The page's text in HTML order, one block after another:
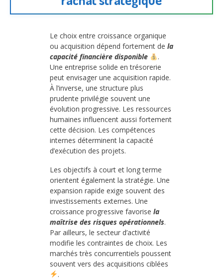
Le choix entre croissance organique
ou acquisition dépend fortement de la
capacité financière disponible
.
Une entreprise solide en trésorerie
peut envisager une acquisition rapide.
À l’inverse, une structure plus
prudente privilégie souvent une
évolution progressive. Les ressources
humaines influencent aussi fortement
cette décision. Les compétences
internes déterminent la capacité
d’exécution des projets.
Les objectifs à court et long terme
orientent également la stratégie. Une
expansion rapide exige souvent des
investissements externes. Une
croissance progressive favorise la
maîtrise des risques opérationnels.
Par ailleurs, le secteur d’activité
modifie les contraintes de choix. Les
marchés très concurrentiels poussent
souvent vers des acquisitions ciblées
.